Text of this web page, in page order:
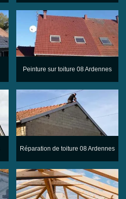
Peinture sur toiture 08 Ardennes
Réparation de toiture 08 Ardennes